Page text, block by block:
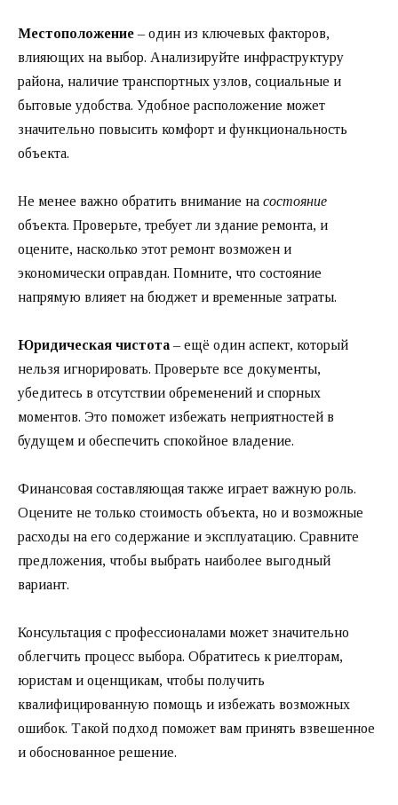
Местоположение – один из ключевых факторов,
влияющих на выбор. Анализируйте инфраструктуру
района, наличие транспортных узлов, социальные и
бытовые удобства. Удобное расположение может
значительно повысить комфорт и функциональность
объекта.
Не менее важно обратить внимание на состояние
объекта. Проверьте, требует ли здание ремонта, и
оцените, насколько этот ремонт возможен и
экономически оправдан. Помните, что состояние
напрямую влияет на бюджет и временные затраты.
Юридическая чистота – ещё один аспект, который
нельзя игнорировать. Проверьте все документы,
убедитесь в отсутствии обременений и спорных
моментов. Это поможет избежать неприятностей в
будущем и обеспечить спокойное владение.
Финансовая составляющая также играет важную роль.
Оцените не только стоимость объекта, но и возможные
расходы на его содержание и эксплуатацию. Сравните
предложения, чтобы выбрать наиболее выгодный
вариант.
Консультация с профессионалами может значительно
облегчить процесс выбора. Обратитесь к риелторам,
юристам и оценщикам, чтобы получить
квалифицированную помощь и избежать возможных
ошибок. Такой подход поможет вам принять взвешенное
и обоснованное решение.